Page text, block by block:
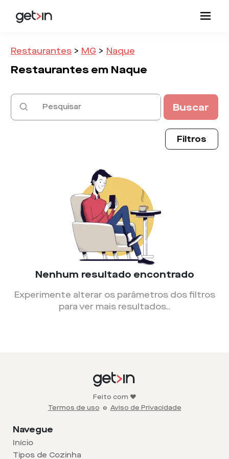
Restaurantes > MG > Naque
Restaurantes em Naque
Buscar
Filtros
Nenhum resultado encontrado
Experimente alterar os parâmetros dos filtros
para ver mais resultados..
Feito com ❤️
Termos de uso e Aviso de Privacidade
Navegue
Início
Tipos de Cozinha